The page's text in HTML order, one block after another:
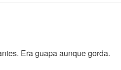
Era guapa aunque gorda.